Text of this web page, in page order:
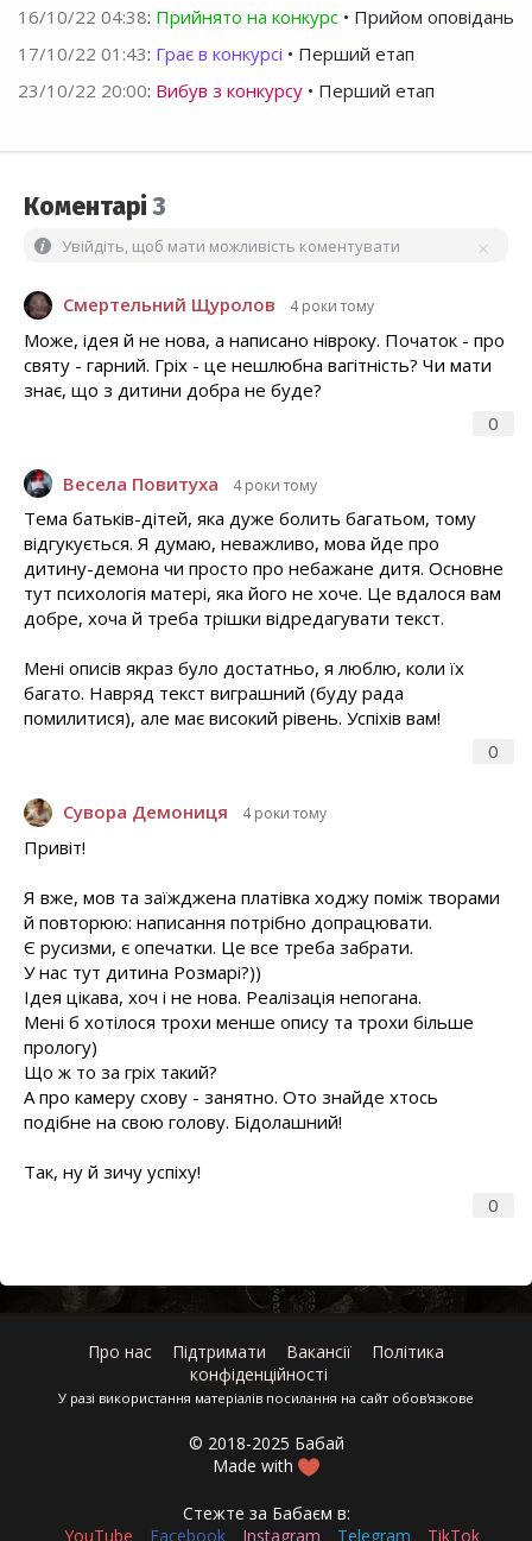
16/10/22 04:38: Прийнято на конкурс • Прийом оповідань
17/10/22 01:43: Грає в конкурсі • Перший етап
23/10/22 20:00: Вибув з конкурсу • Перший етап
Коментарі3
Увійдіть, щоб мати можливість коментувати
Смертельний Щуролов 4 роки тому
0
Може, ідея й не нова, а написано нівроку. Початок - про
святу - гарний. Гріх - це нешлюбна вагітність? Чи мати
знає, що з дитини добра не буде?
Весела Повитуха 4 роки тому
0
Тема батьків-дітей, яка дуже болить багатьом, тому
відгукується. Я думаю, неважливо, мова йде про
дитину-демона чи просто про небажане дитя. Основне
тут психологія матері, яка його не хоче. Це вдалося вам
добре, хоча й треба трішки відредагувати текст.
Мені описів якраз було достатньо, я люблю, коли їх
багато. Навряд текст виграшний (буду рада
помилитися), але має високий рівень. Успіхів вам!
Сувора Демониця 4 роки тому
0
Привіт!
Я вже, мов та заїжджена платівка ходжу поміж творами
й повторюю: написання потрібно допрацювати.
Є русизми, є опечатки. Це все треба забрати.
У нас тут дитина Розмарі?))
Ідея цікава, хоч і не нова. Реалізація непогана.
Мені б хотілося трохи менше опису та трохи більше
прологу)
Що ж то за гріх такий?
А про камеру схову - занятно. Ото знайде хтось
подібне на свою голову. Бідолашний!
Так, ну й зичу успіху!
Про нас Підтримати Вакансії
Політика
конфіденційності
У разі використання матеріалів посилання на сайт обов'язкове
© 2018-2025 Бабай
Made with
Стежте за Бабаєм в:
YouTube
Facebook Instagram Telegram TikTok